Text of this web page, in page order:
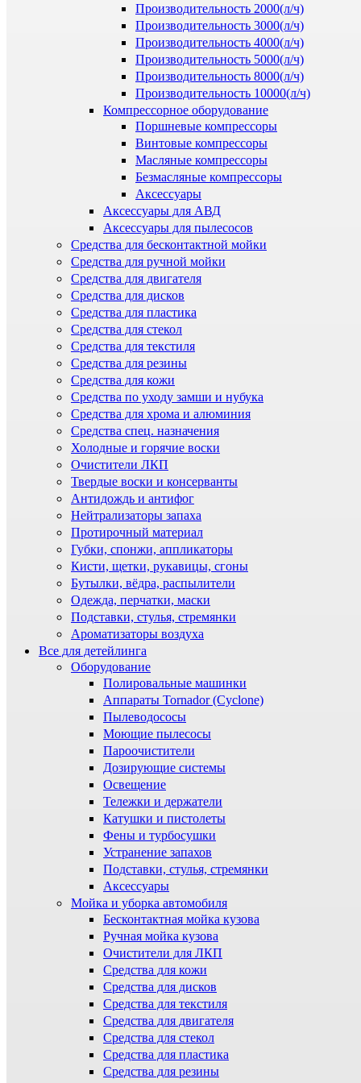
Производительность 2000(л/ч)
Производительность 3000(л/ч)
Производительность 4000(л/ч)
Производительность 5000(л/ч)
Производительность 8000(л/ч)
Производительность 10000(л/ч)
Компрессорное оборудование
Поршневые компрессоры
Винтовые компрессоры
Масляные компрессоры
Безмасляные компрессоры
Аксессуары
Аксессуары для АВД
Аксессуары для пылесосов
Средства для бесконтактной мойки
Средства для ручной мойки
Средства для двигателя
Средства для дисков
Средства для пластика
Средства для стекол
Средства для текстиля
Средства для резины
Средства для кожи
Средства по уходу замши и нубука
Средства для хрома и алюминия
Средства спец. назначения
Холодные и горячие воски
Очистители ЛКП
Твердые воски и консерванты
Антидождь и антифог
Нейтрализаторы запаха
Протирочный материал
Губки, спонжи, аппликаторы
Кисти, щетки, рукавицы, сгоны
Бутылки, вёдра, распылители
Одежда, перчатки, маски
Подставки, стулья, стремянки
Ароматизаторы воздуха
Все для детейлинга
Оборудование
Полировальные машинки
Аппараты Tornador (Cyclone)
Пылеводососы
Моющие пылесосы
Пароочистители
Дозирующие системы
Освещение
Тележки и держатели
Катушки и пистолеты
Фены и турбосушки
Устранение запахов
Подставки, стулья, стремянки
Аксессуары
Мойка и уборка автомобиля
Бесконтактная мойка кузова
Ручная мойка кузова
Очистители для ЛКП
Средства для кожи
Средства для дисков
Средства для текстиля
Средства для двигателя
Средства для стекол
Средства для пластика
Средства для резины